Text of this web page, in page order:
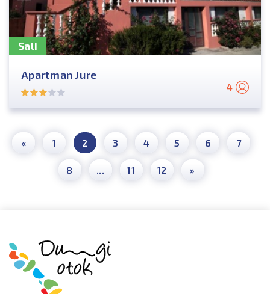
Sali
Apartman Jure
4
« 1 2 3 4 5 6 7
8 ... 11 12 »